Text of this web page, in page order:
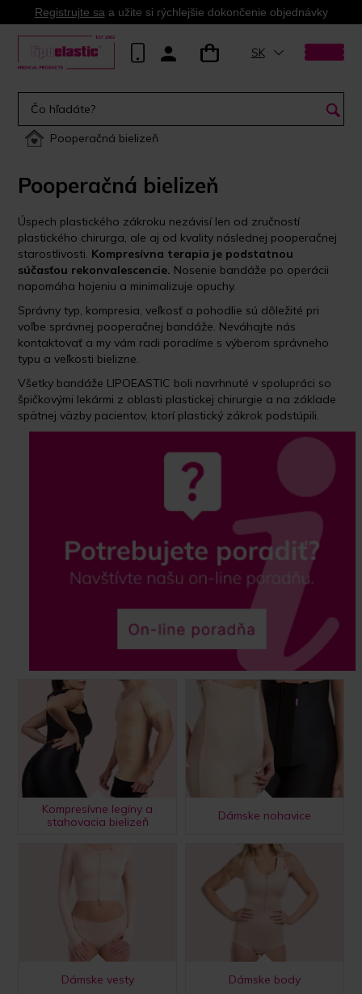
Registrujte sa a užite si rýchlejšie dokončenie objednávky
SK
Pooperačná bielizeň
Pooperačná bielizeň
Úspech plastického zákroku nezávisí len od zručností
plastického chirurga, ale aj od kvality následnej pooperačnej
starostlivosti. Kompresívna terapia je podstatnou
súčasťou rekonvalescencie. Nosenie bandáže po operácii
napomáha hojeniu a minimalizuje opuchy.
Správny typ, kompresia, veľkosť a pohodlie sú dôležité pri
voľbe správnej pooperačnej bandáže. Neváhajte nás
kontaktovať a my vám radi poradíme s výberom správneho
typu a veľkosti bielizne.
Všetky bandáže LIPOEASTIC boli navrhnuté v spolupráci so
špičkovými lekármi z oblasti plastickej chirurgie a na základe
spätnej väzby pacientov, ktorí plastický zákrok podstúpili.
Kompresívne legíny a
stahovacia bielizeň
Dámske nohavice
Dámske vesty Dámske body